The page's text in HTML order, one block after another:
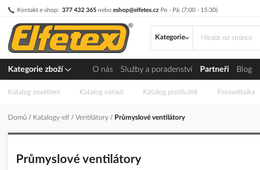
Kontakt e-shop: 377 432 365 nebo eshop@elfetex.cz Po - Pá: (7:00 - 15:30)
Přejít
obsah
Kategorie
Kategorie zboží O nás Služby a poradenství Partneři Blog
Katalog osvětlení Katalog nářadí Katalog prodlužek Fotovoltaika
Domů Katalogy-elf Ventilátory Průmyslové ventilátory
Průmyslové ventilátory